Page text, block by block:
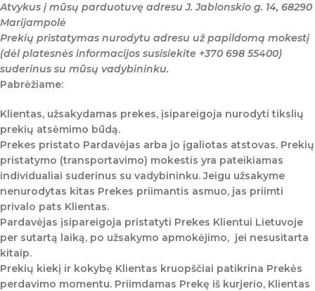
Atvykus į mūsų parduotuvę adresu J. Jablonskio g. 14, 68290
Marijampolė
Prekių pristatymas nurodytu adresu už papildomą mokestį
(dėl platesnės informacijos susisiekite +370 698 55400)
suderinus su mūsų vadybininku.
Pabrėžiame:
Klientas, užsakydamas prekes, įsipareigoja nurodyti tikslių
prekių atsėmimo būdą.
Prekes pristato Pardavėjas arba jo įgaliotas atstovas. Prekių
pristatymo (transportavimo) mokestis yra pateikiamas
individualiai suderinus su vadybininku. Jeigu užsakyme
nenurodytas kitas Prekes priimantis asmuo, jas priimti
privalo pats Klientas.
Pardavėjas įsipareigoja pristatyti Prekes Klientui Lietuvoje
per sutartą laiką, po užsakymo apmokėjimo, jei nesusitarta
kitaip.
Prekių kiekį ir kokybę Klientas kruopščiai patikrina Prekės
perdavimo momentu. Priimdamas Prekę iš kurjerio, Klientas